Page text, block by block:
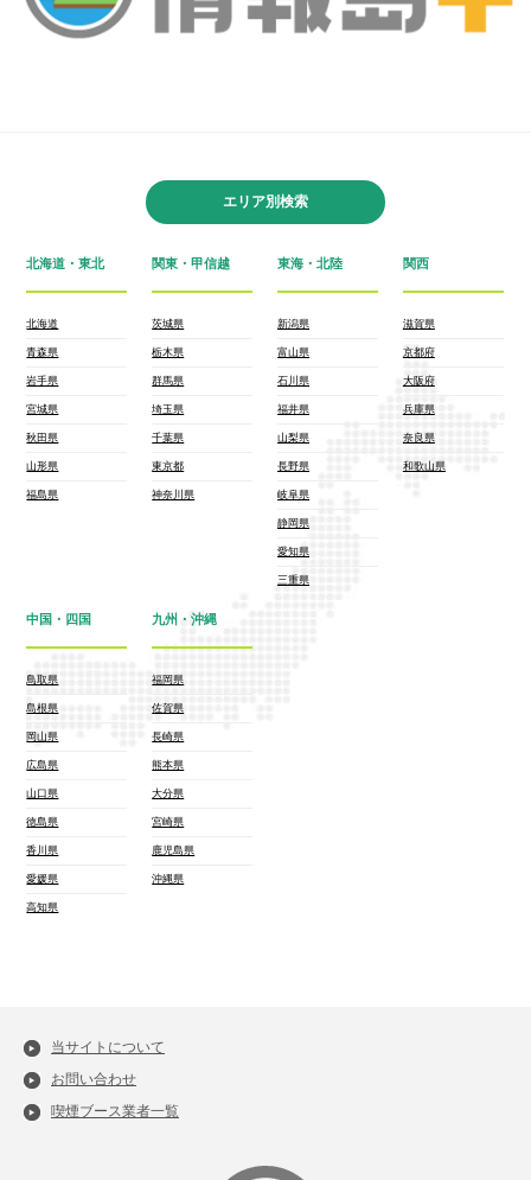
エリア別検索
北海道・東北
北海道
青森県
岩手県
宮城県
秋田県
山形県
福島県
関東・甲信越
茨城県
栃木県
群馬県
埼玉県
千葉県
東京都
神奈川県
東海・北陸
新潟県
富山県
石川県
福井県
山梨県
長野県
岐阜県
静岡県
愛知県
三重県
関西
滋賀県
京都府
大阪府
兵庫県
奈良県
和歌山県
中国・四国
鳥取県
島根県
岡山県
広島県
山口県
徳島県
香川県
愛媛県
高知県
九州・沖縄
福岡県
佐賀県
長崎県
熊本県
大分県
宮崎県
鹿児島県
沖縄県
当サイトについて
お問い合わせ
喫煙ブース業者一覧